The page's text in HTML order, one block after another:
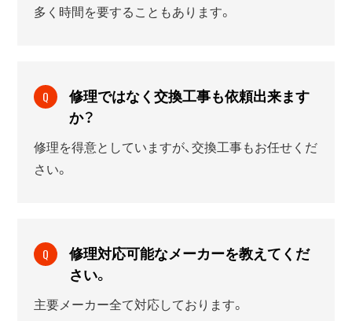
多く時間を要することもあります。
Q
修理ではなく交換工事も依頼出来ます
か？
修理を得意としていますが、交換工事もお任せくだ
さい。
Q
修理対応可能なメーカーを教えてくだ
さい。
主要メーカー全て対応しております。